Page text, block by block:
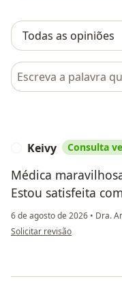
Pesquisar em
Keivy Consulta
Médica
Estou satisfeita
6 de agosto de 2026 • Dra.
na opinião do utilizador Keivy
Solicitar revisão